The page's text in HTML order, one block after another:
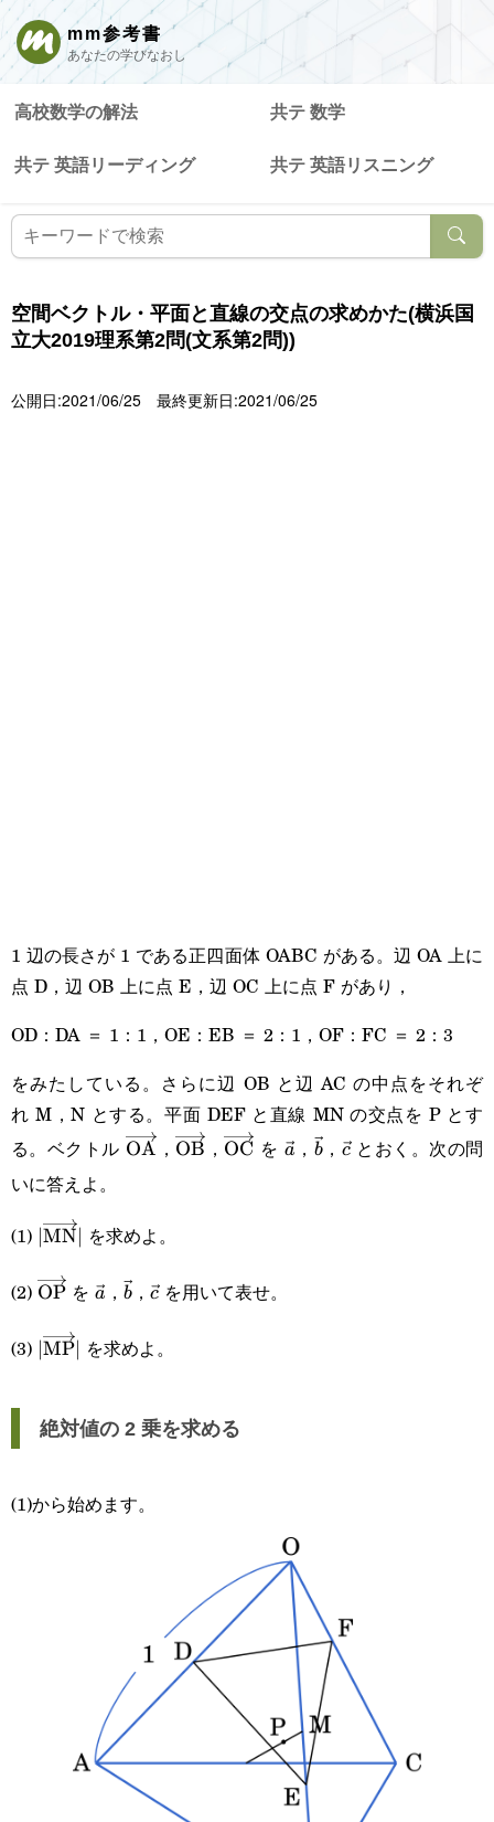
mm参考書
あなたの学びなおし
高校数学の解法 共テ 数学
共テ 英語リーディング 共テ 英語リスニング
空間ベクトル・平面と直線の交点の求めかた(横浜国
立大2019理系第2問(文系第2問))
公開日:2021/06/25 最終更新日:2021/06/25
1 辺の長さが 1 である正四面体 OABC がある。辺 OA 上に
点 D，辺 OB 上に点 E，辺 OC 上に点 F があり，
OD：DA ＝ 1：1，OE：EB ＝ 2：1，OF：FC ＝ 2：3
をみたしている。さらに辺 OB と辺 AC の中点をそれぞ
れ M，N とする。平面 DEF と直線 MN の交点を P とす
る。ベクトル \overrightarrow{\text{OA}}
OA ， \overrightarrow{\text{OB}}
OB ， \overrightarrow{\text{OC}}
OC を \vec{a}
a ， \vec{b}
b， \vec{c}
cとおく。次の問
いに答えよ。
(1) |\overrightarrow{\text{MN}}|
MN を求めよ。
(2) \overrightarrow{\text{OP}}
OP を \vec{a}
a ， \vec{b}
b ， \vec{c}
cを用いて表せ。
(3) |\overrightarrow{\text{MP}}|
MP を求めよ。
絶対値の 2 乗を求める
(1)から始めます。